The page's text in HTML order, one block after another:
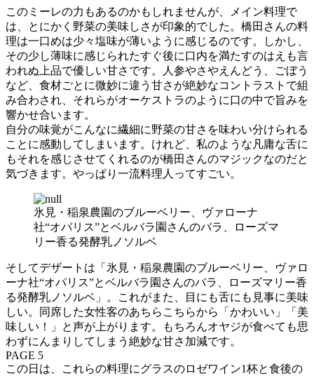
このミーレの力もあるのかもしれませんが、メイン料理で
は、とにかく野菜の美味しさが印象的でした。橋田さんの料
理は一口めは少々塩味が薄いように感じるのです。しかし、
その少し薄味に感じられたすぐ後に口内を満たすのはえも言
われぬ上品で優しい甘さです。人参やさやえんどう、ごぼう
など、食材ごとに微妙に違う甘さが絶妙なコントラストで組
み合わされ、それらがオーケストラのように口の中で旨みを
響かせ合います。
自分の味覚がこんなに繊細に野菜の甘さを味わい分けられる
ことに感動してしまいます。けれど、私のような凡庸な舌に
もそれを感じさせてくれるのが橋田さんのマジックなのだと
気づきます。やっぱり一流料理人ってすごい。
氷見・稲泉農園のブルーベリー、ヴァローナ
社“オパリス”とベルバラ園さんのバラ、ローズマ
リー香る発酵乳ノソルベ
そしてデザートは「氷見・稲泉農園のブルーベリー、ヴァロ
ーナ社“オパリス”とベルバラ園さんのバラ、ローズマリー香
る発酵乳ノソルベ」。これがまた、目にも舌にも見事に美味
しい。同席した女性客のあちらこちらから「かわいい」「美
味しい！」と声が上がります。もちろんオヤジが食べても思
わずにんまりしてしまう絶妙な甘さ加減です。
PAGE 5
この日は、これらの料理にグラスのロゼワイン1杯と食後の